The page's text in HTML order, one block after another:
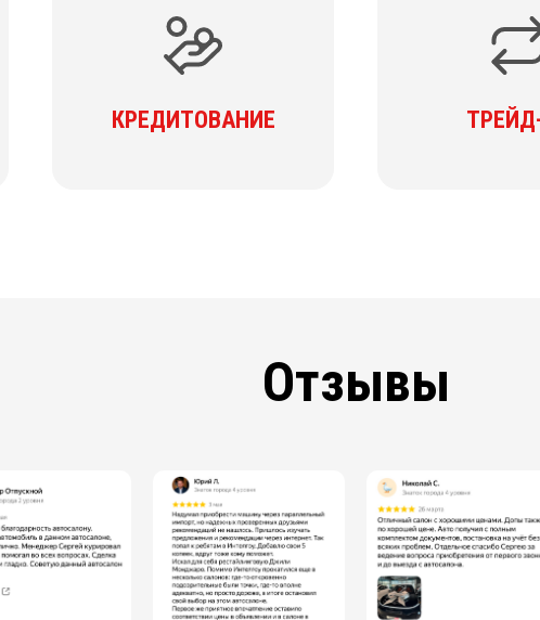
КРЕДИТОВАНИЕ
Отзывы